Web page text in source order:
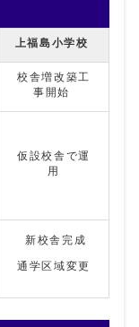
上福島小学校
校舎増改築工
事開始
仮設校舎で運
用
新校舎完成
通学区域変更